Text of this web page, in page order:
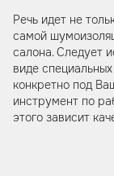
Речь идет не
самой
салона. Следует
виде
конкретно под
инструмент по
этого зависит